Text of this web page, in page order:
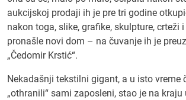
aukcijskoj prodaji ih je pre tri godine
nakon toga, slike, grafike, skulpture, crteži
pronašle novi dom – na čuvanje ih je
„Čedomir Krstić“.
Nekadašnji tekstilni gigant, a u isto vreme
„othranili“ sami zaposleni, stao je na kraju